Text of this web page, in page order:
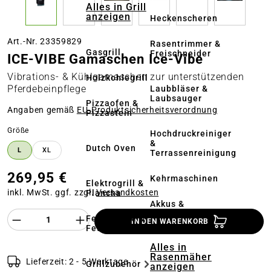
Alles in Grill
anzeigen
Gasgrill
Holzkohlegrill
Pizzaofen &
Pizzastein
Dutch Oven
Elektrogrill &
Plancha
Feuerstelle &
Feuerschale
Grillzubehör
Heckenscheren
Rasentrimmer &
Freischneider
Laubbläser &
Laubsauger
Hochdruckreiniger
&
Terrassenreinigung
Kehrmaschinen
Akkus &
Alles in
Rasenmäher
anzeigen
Art.-Nr. 23359829
ICE-VIBE Gamaschen Ice-Vibe
Vibrations- & Kühlgamaschen zur unterstützenden
Pferdebeinpflege
Angaben gemäß EU‑Produktsicherheitsverordnung
Größe
L XL
269,95 €
inkl. MwSt. ggf. zzgl.Versandkosten
Produkt Anzahl des Produktes
IN DEN WARENKORB
Lieferzeit: 2 - 5 Werktage